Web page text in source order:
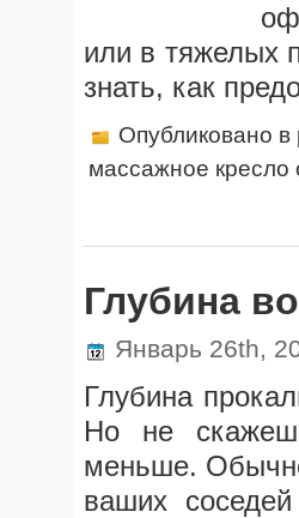
или в тяжелых
знать, как
Опубликовано
массажное кресло
Глубина
Январь 26th,
Глубина
Но не
меньше.
ваших